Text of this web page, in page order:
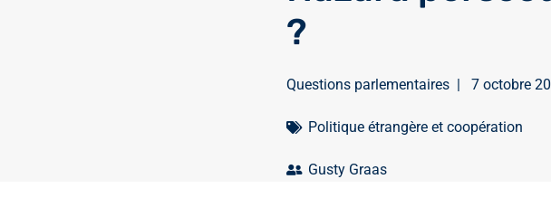
?
Questions parlementaires| 7 octobre
Politique étrangère et coopération
Gusty Graas